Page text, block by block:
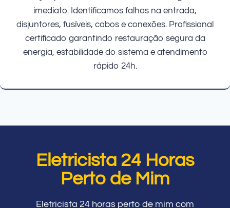
imediato. Identificamos falhas na entrada,
disjuntores, fusíveis, cabos e conexões. Profissional
certificado garantindo restauração segura da
energia, estabilidade do sistema e atendimento
rápido 24h.
Eletricista 24 Horas
Perto de Mim
Eletricista 24 horas perto de mim com